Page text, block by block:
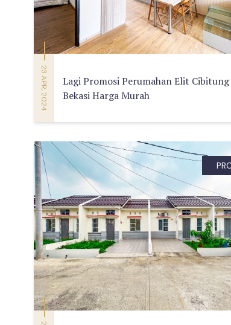
23 APR, 2024
Lagi Promosi Perumahan Elit Cibitung
Bekasi Harga Murah